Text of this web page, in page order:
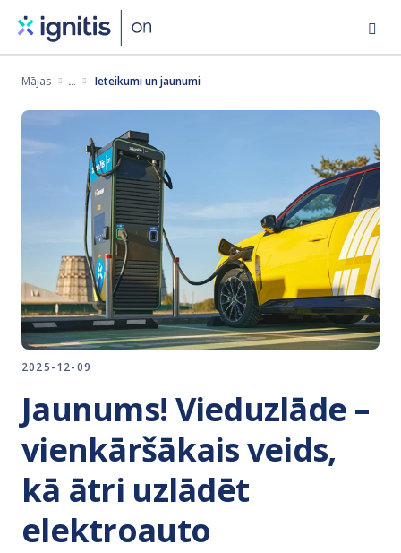
Pārlekt
saturu
Mājas Ieteikumi un jaunumi
2025-12-09
Jaunums! Vieduzlāde –
vienkāršākais veids,
kā ātri uzlādēt
elektroauto